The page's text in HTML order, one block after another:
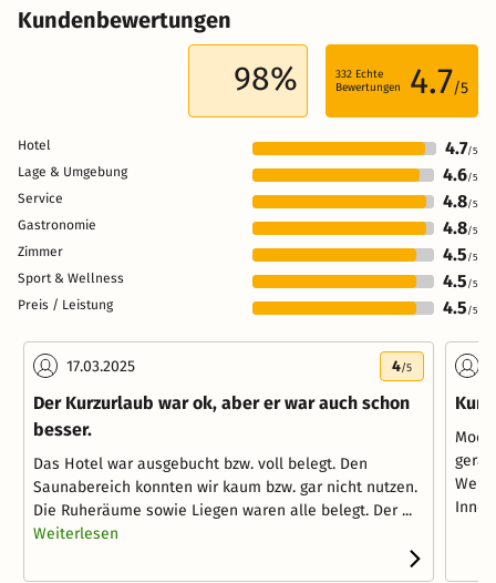
Kundenbewertungen
98% 332 Echte
Bewertungen
4.7/5
Hotel 4.7/5
Lage & Umgebung 4.6/5
Service 4.8/5
Gastronomie 4.8/5
Zimmer 4.5 /5
Sport & Wellness 4.5 /5
Preis / Leistung 4.5 /5
17.03.2025 4/5
Der Kurzurlaub war ok, aber er war auch schon
besser.
Das Hotel war ausgebucht bzw. voll belegt. Den
Saunabereich konnten wir kaum bzw. gar nicht nutzen.
Die Ruheräume sowie Liegen waren alle belegt. Der ...
Weiterlesen